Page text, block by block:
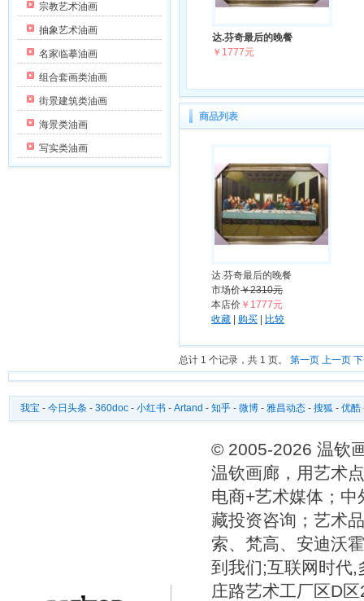
宗教艺术油画
抽象艺术油画
名家临摹油画
组合套画类油画
街景建筑类油画
海景类油画
写实类油画
达.芬奇最后的晚餐
￥1777元
商品列表
达.芬奇最后的晚餐
市场价￥2310元
本店价 ￥1777元
收藏
购买 比较
总计 1 个记录，共 1 页。 第一页 上一页
我宝 - 今日头条 - 360doc - 小红书 - Artand - 知乎 - 微博 - 雅昌动态 - 搜狐 - 优酷
© 2005-2026 温钦
温钦画廊，用艺术
电商+艺术媒体；
藏投资咨询；艺术
索、梵高、安迪沃
到我们;互联网时代,
庄路艺术工厂区D